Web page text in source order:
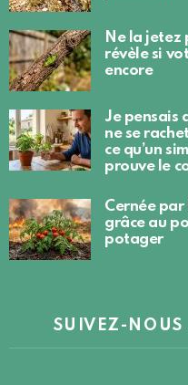
Ne la jetez
révèle si
encore
Je pensais
ne se
ce qu’un
prouve le
Cernée par
grâce au
potager
SUIVEZ-NOUS